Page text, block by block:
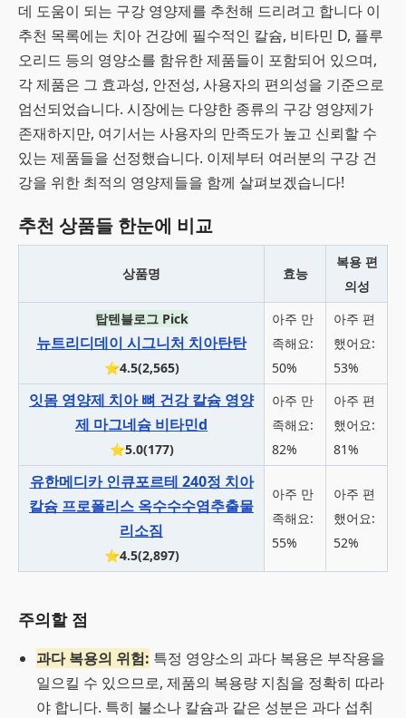
데 도움이 되는 구강 영양제를 추천해 드리려고 합니다 이
추천 목록에는 치아 건강에 필수적인 칼슘, 비타민 D, 플루
오리드 등의 영양소를 함유한 제품들이 포함되어 있으며,
각 제품은 그 효과성, 안전성, 사용자의 편의성을 기준으로
엄선되었습니다. 시장에는 다양한 종류의 구강 영양제가
존재하지만, 여기서는 사용자의 만족도가 높고 신뢰할 수
있는 제품들을 선정했습니다. 이제부터 여러분의 구강 건
강을 위한 최적의 영양제들을 함께 살펴보겠습니다!
추천 상품들 한눈에 비교
상품명 효능
복용 편
의성
탑텐블로그 Pick
뉴트리디데이 시그니처 치아탄탄
⭐4.5(2,565)
아주 만
족해요:
50%
아주 편
했어요:
53%
잇몸 영양제 치아 뼈 건강 칼슘 영양
제 마그네슘 비타민d
⭐5.0(177)
아주 만
족해요:
82%
아주 편
했어요:
81%
유한메디카 인큐포르테 240정 치아
칼슘 프로폴리스 옥수수수염추출물
리소짐
⭐4.5(2,897)
아주 만
족해요:
55%
아주 편
했어요:
52%
주의할 점
과다 복용의 위험: 특정 영양소의 과다 복용은 부작용을
일으킬 수 있으므로, 제품의 복용량 지침을 정확히 따라
야 합니다. 특히 불소나 칼슘과 같은 성분은 과다 섭취